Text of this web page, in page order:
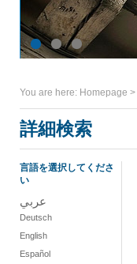
You are here: Homepage >
詳細検索
言語を選択してくださ
い
عربي
Deutsch
English
Español